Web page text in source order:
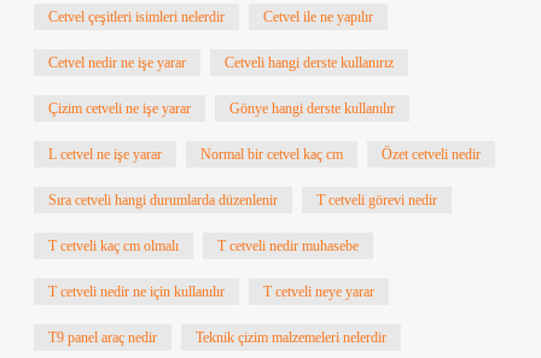
Cetvel çeşitleri isimleri nelerdir Cetvel ile ne yapılır
Cetvel nedir ne işe yarar Cetveli hangi derste kullanırız
Çizim cetveli ne işe yarar Gönye hangi derste kullanılır
L cetvel ne işe yarar Normal bir cetvel kaç cm Özet cetveli nedir
Sıra cetveli hangi durumlarda düzenlenir T cetveli görevi nedir
T cetveli kaç cm olmalı T cetveli nedir muhasebe
T cetveli nedir ne için kullanılır T cetveli neye yarar
T9 panel araç nedir Teknik çizim malzemeleri nelerdir